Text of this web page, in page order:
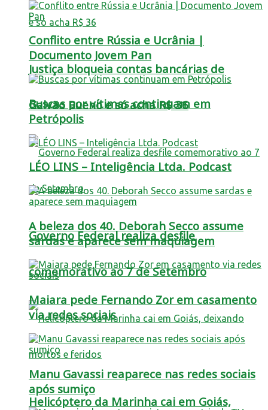
Justiça bloqueia contas bancárias de
Galvão Bueno e só acha R$ 36
Governo Federal realiza desfile
comemorativo ao 7 de Setembro
Helicóptero da Marinha cai em Goiás,
Conflito entre Rússia e Ucrânia |
Documento Jovem Pan
Buscas por vítimas continuam em
Petrópolis
LÉO LINS – Inteligência Ltda. Podcast
A beleza dos 40. Deborah Secco assume
sardas e aparece sem maquiagem
Maiara pede Fernando Zor em casamento
via redes sociais
Manu Gavassi reaparece nas redes sociais
após sumiço